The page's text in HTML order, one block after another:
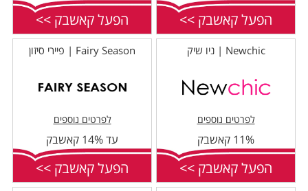
הפעל קאשבק >> הפעל קאשבק >>
Newchic | ניו שיק
לפרטים נוספים
11% קאשבק
הפעל קאשבק >>
Fairy Season | פיירי סיזון
לפרטים נוספים
עד 14% קאשבק
הפעל קאשבק >>